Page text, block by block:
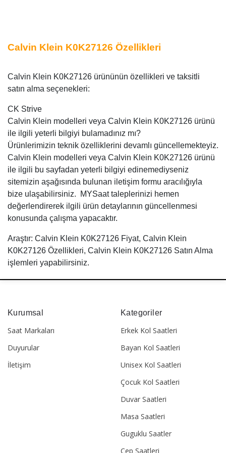
Calvin Klein K0K27126 Özellikleri
Calvin Klein K0K27126 ürününün özellikleri ve taksitli
satın alma seçenekleri:
CK Strive
Calvin Klein modelleri veya Calvin Klein K0K27126 ürünü
ile ilgili yeterli bilgiyi bulamadınız mı?
Ürünlerimizin teknik özelliklerini devamlı güncellemekteyiz.
Calvin Klein modelleri veya Calvin Klein K0K27126 ürünü
ile ilgili bu sayfadan yeterli bilgiyi edinemediyseniz
sitemizin aşağısında bulunan iletişim formu aracılığıyla
bize ulaşabilirsiniz. MYSaat taleplerinizi hemen
değerlendirerek ilgili ürün detaylarının güncellenmesi
konusunda çalışma yapacaktır.
Araştır: Calvin Klein K0K27126 Fiyat, Calvin Klein
K0K27126 Özellikleri, Calvin Klein K0K27126 Satın Alma
işlemleri yapabilirsiniz.
Kurumsal
Saat Markaları
Duyurular
İletişim
Kategoriler
Erkek Kol Saatleri
Bayan Kol Saatleri
Unisex Kol Saatleri
Çocuk Kol Saatleri
Duvar Saatleri
Masa Saatleri
Guguklu Saatler
Cep Saatleri